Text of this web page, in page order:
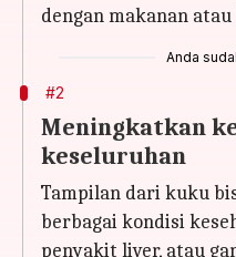
dengan makanan
Anda
#2
Meningkatkan
keseluruhan
Tampilan dari kuku
berbagai kondisi
penyakit liver, atau